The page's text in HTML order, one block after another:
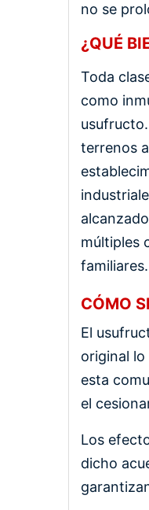
no se
¿QUÉ
Toda
como
terrenos
múltiples
familiares.
CÓMO
El
original
esta
el
Los
dicho